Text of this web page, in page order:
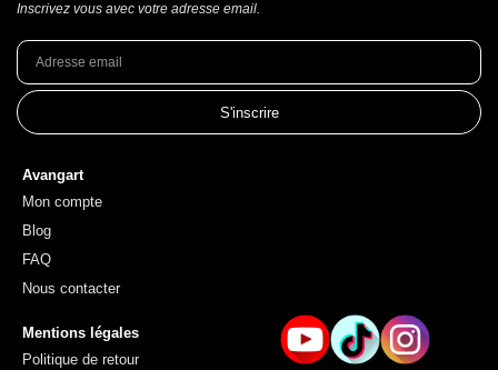
Avangart
Mon compte
Blog
FAQ
Nous contacter
Inscrivez vous avec votre adresse email.
S'inscrire
Mentions légales
Politique de retour